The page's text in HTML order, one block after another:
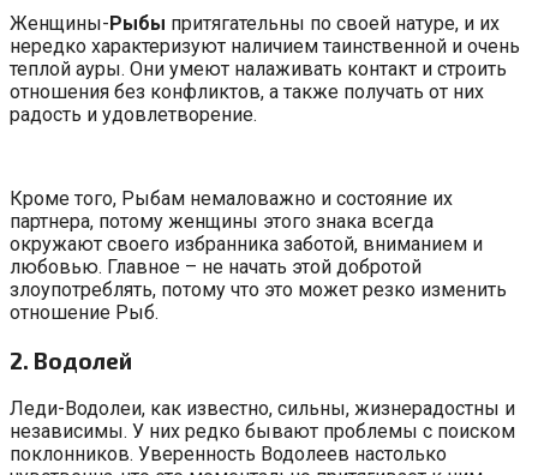
Женщины- Рыбы притягательны по своей натуре, и их
нередко характеризуют наличием таинственной и очень
теплой ауры. Они умеют налаживать контакт и строить
отношения без конфликтов, а также получать от них
радость и удовлетворение.
Кроме того, Рыбам немаловажно и состояние их
партнера, потому женщины этого знака всегда
окружают своего избранника заботой, вниманием и
любовью. Главное – не начать этой добротой
злоупотреблять, потому что это может резко изменить
отношение Рыб.
2. Водолей
Леди-Водолеи, как известно, сильны, жизнерадостны и
независимы. У них редко бывают проблемы с поиском
поклонников. Уверенность Водолеев настолько